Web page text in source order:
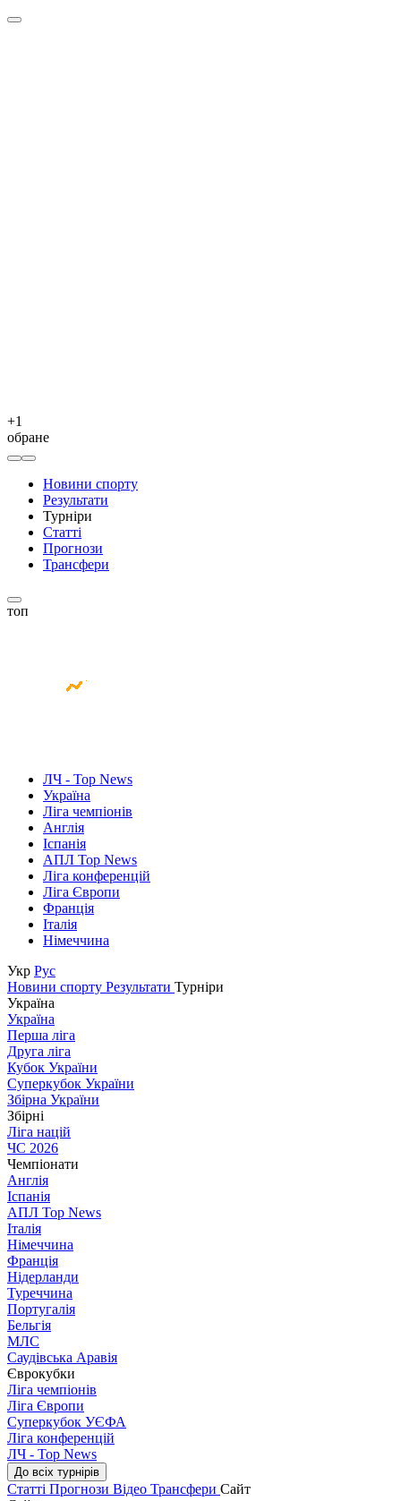
+1
обране
Новини спорту
Результати
Турніри
Статті
Прогнози
Трансфери
топ
ЛЧ - Top News
Україна
Ліга чемпіонів
Англія
Іспанія
АПЛ Top News
Ліга конференцій
Ліга Європи
Франція
Італія
Німеччина
Укр Рус
Новини спорту Результати Турніри
Україна
Україна
Перша ліга
Друга ліга
Кубок України
Суперкубок України
Збірна України
Збірні
Ліга націй
ЧС 2026
Чемпіонати
Англія
Іспанія
АПЛ Top News
Італія
Німеччина
Франція
Нідерланди
Туреччина
Португалія
Бельгія
МЛС
Саудівська Аравія
Єврокубки
Ліга чемпіонів
Ліга Європи
Суперкубок УЄФА
Ліга конференцій
ЛЧ - Top News
До всіх турнірів
Статті Прогнози Відео Трансфери Сайт